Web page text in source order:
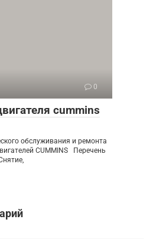
0
cummins
обслуживания и ремонта
CUMMINS Перечень